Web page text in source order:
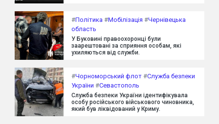
#Політика #Мобілізація #Чернівецька
область
У Буковині правоохоронці були
заарештовані за сприяння особам, які
ухиляються від служби.
#Чорноморський флот #Служба безпеки
України #Севастополь
Служба безпеки України ідентифікувала
особу російського військового чиновника,
який був ліквідований у Криму.